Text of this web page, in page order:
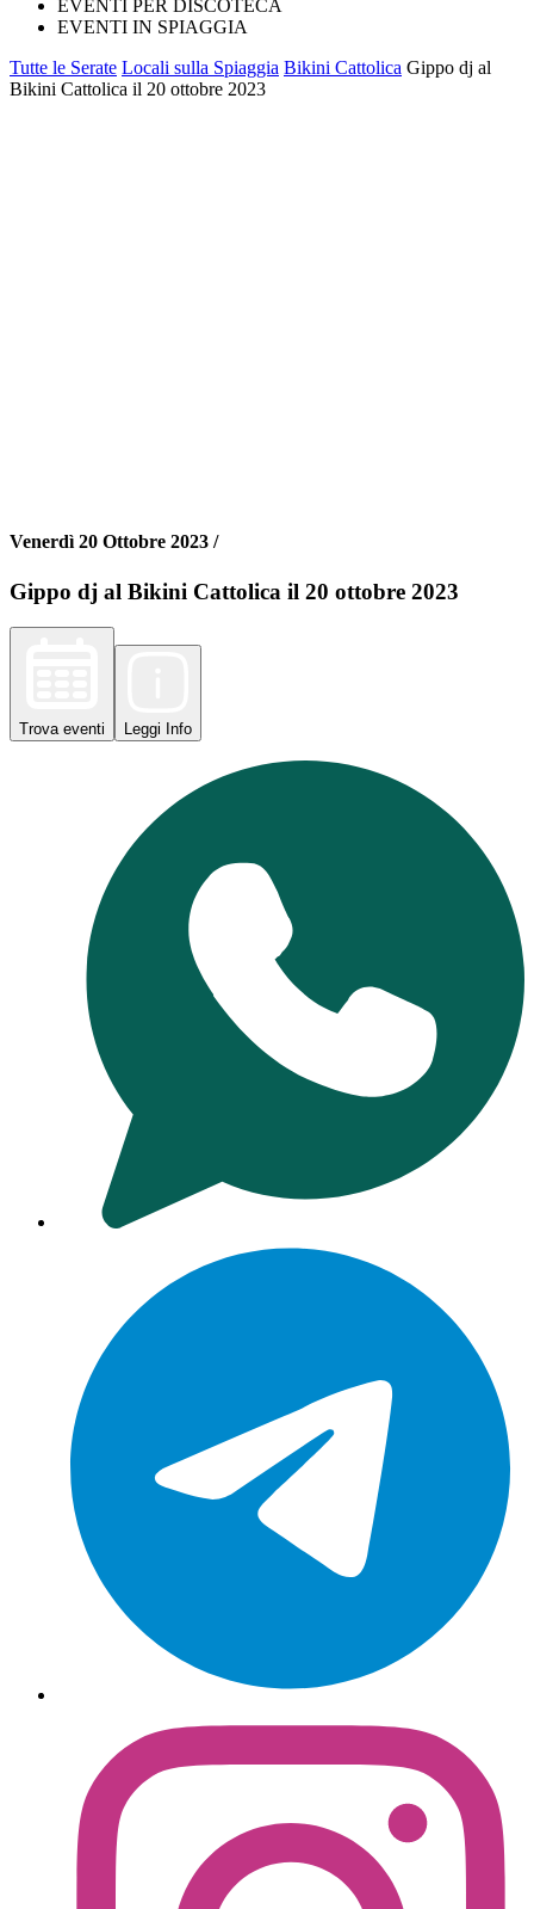
EVENTI PER DISCOTECA
EVENTI IN SPIAGGIA
Tutte le Serate Locali sulla Spiaggia Bikini Cattolica Gippo dj al
Bikini Cattolica il 20 ottobre 2023
Venerdì 20 Ottobre 2023 /
Gippo dj al Bikini Cattolica il 20 ottobre 2023
Trova eventi Leggi Info